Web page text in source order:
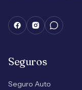
Seguros
Seguro Auto